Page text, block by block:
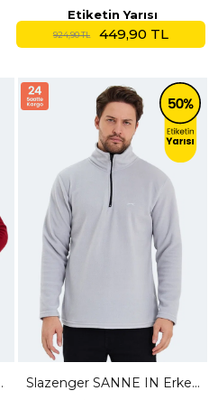
Fermuarlı Kapüşonlu Cepli
Pembe Polar
Etiketin Yarısı
924,90 TL 449,90 TL
Slazenger SANNE IN Erkek